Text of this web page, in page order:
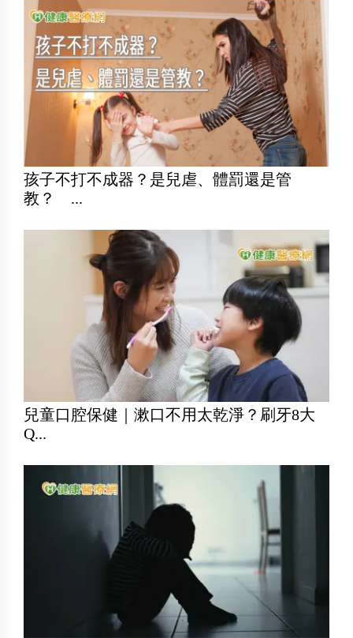
孩子不打不成器？是兒虐、體罰還是管
教？ ...
兒童口腔保健｜漱口不用太乾淨？刷牙8大
Q...